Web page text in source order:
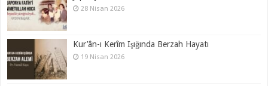
28 Nisan 2026
Kur’ân-ı Kerîm Işığında Berzah Hayatı
19 Nisan 2026